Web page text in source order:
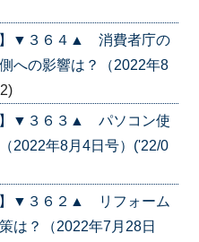
】▼３６４▲ 消費者庁の
への影響は？（2022年8
】▼３６３▲ パソコン使
2022年8月4日号）('22/0
】▼３６２▲ リフォーム
は？（2022年7月28日